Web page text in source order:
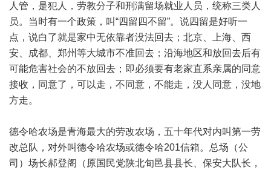
人管，是犯人，劳教分子和刑满留场就业人员，统称三类人
员。当时有一个政策，叫“四留四不留”。说四留是好听一
点，说白了就是家中无依靠者没法回去；北京、上海、西
安、成都、郑州等大城市不准回去；沿海地区和放回去后有
可能危害社会的不放回去；即必须要有老家直系亲属的同意
接收，同意了，可以走，不同意，不能走，没人同意，没地
方走。
德令哈农场是青海最大的劳改农场，五十年代对内叫第一劳
改总队，对外叫德令哈农场或德令哈201信箱。总场（公
司）场长郝登阁（原国民党陕北旬邑县县长、保安大队长，